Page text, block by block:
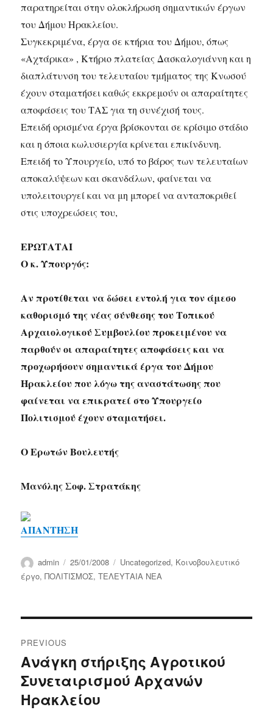
παρατηρείται στην ολοκλήρωση σημαντικών έργων
του Δήμου Ηρακλείου.
Συγκεκριμένα, έργα σε κτήρια του Δήμου, όπως
«Αχτάρικα» , Κτήριο πλατείας Δασκαλογιάννη και η
διαπλάτυνση του τελευταίου τμήματος της Κνωσού
έχουν σταματήσει καθώς εκκρεμούν οι απαραίτητες
αποφάσεις του ΤΑΣ για τη συνέχισή τους.
Επειδή ορισμένα έργα βρίσκονται σε κρίσιμο στάδιο
και η όποια κωλυσιεργία κρίνεται επικίνδυνη.
Επειδή το Υπουργείο, υπό το βάρος των τελευταίων
αποκαλύψεων και σκανδάλων, φαίνεται να
υπολειτουργεί και να μη μπορεί να ανταποκριθεί
στις υποχρεώσεις του,
ΕΡΩΤΑΤΑΙ
Ο κ. Υπουργός:
Αν προτίθεται να δώσει εντολή για τον άμεσο
καθορισμό της νέας σύνθεσης του Τοπικού
Αρχαιολογικού Συμβουλίου προκειμένου να
παρθούν οι απαραίτητες αποφάσεις και να
προχωρήσουν σημαντικά έργα του Δήμου
Ηρακλείου που λόγω της αναστάτωσης που
φαίνεται να επικρατεί στο Υπουργείο
Πολιτισμού έχουν σταματήσει.
Ο Ερωτών Βουλευτής
Μανόλης Σοφ. Στρατάκης
ΑΠΑΝΤΗΣΗ
Author
admin
Posted
on
25/01/2008 Categories
Uncategorized, Κοινοβουλευτικό
έργο,ΠΟΛΙΤΙΣΜΟΣ,ΤΕΛΕΥΤΑΙΑ ΝΕΑ
navigation
PREVIOUS
Previous
post:
Ανάγκη στήριξης Αγροτικού
Συνεταιρισμού Αρχανών
Ηρακλείου